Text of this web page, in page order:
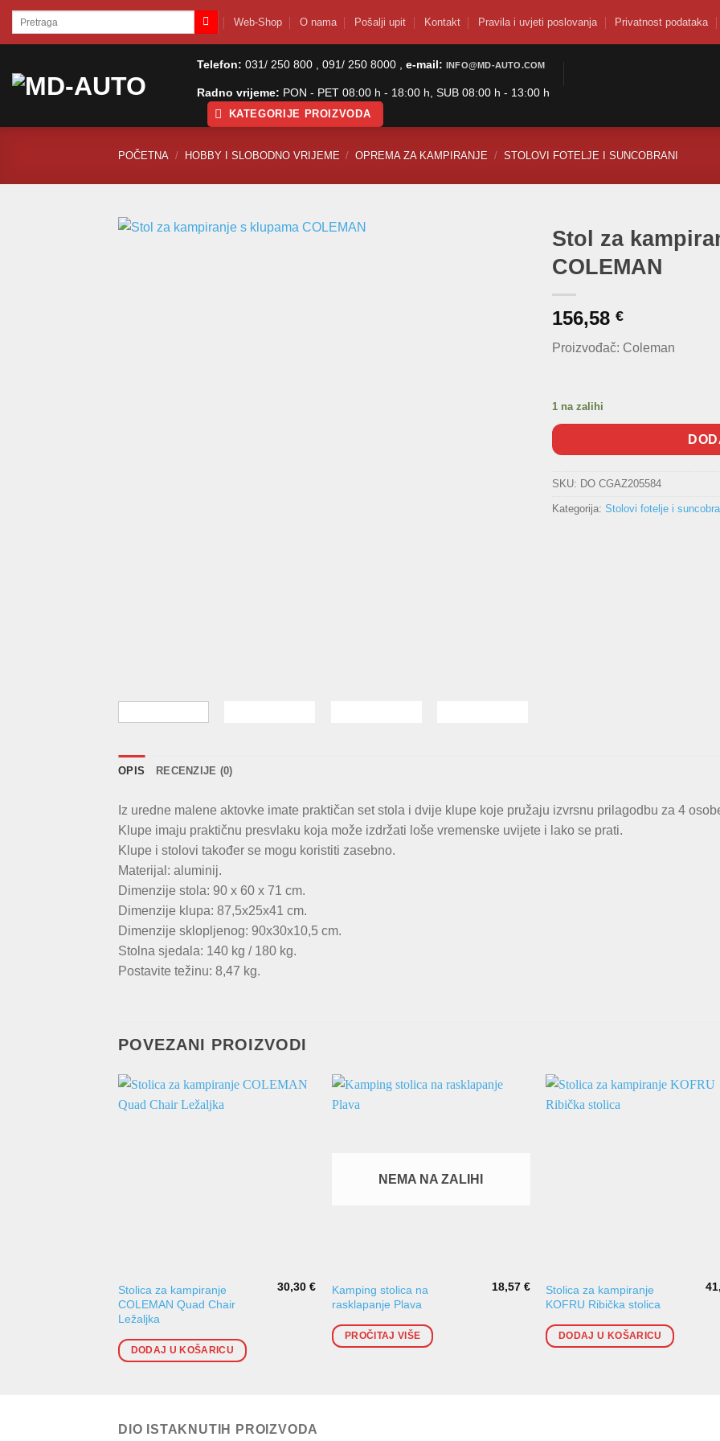
SkipPretraži: Web-Shop O nama Pošalji upit Kontakt Pravila i uvjeti poslovanja Privatnost podataka
Telefon: 031/ 250 800 , 091/ 250 8000 , e-mail: INFO@MD-AUTO.COM
Radno vrijeme: PON - PET 08:00 h - 18:00 h, SUB 08:00 h - 13:00 h
KATEGORIJE PROIZVODA
POČETNA / HOBBY I SLOBODNO VRIJEME / OPREMA ZA KAMPIRANJE / STOLOVI FOTELJE I SUNCOBRANI
Stol za
COLEMAN
156,58 €
Proizvođač: Coleman
1 na zalihi
SKU: DO CGAZ205584
Kategorija: Stolovi fotelje i
OPIS RECENZIJE (0)
Iz uredne malene aktovke imate praktičan set stola i dvije klupe koje pružaju izvrsnu prilagodbu za 4
Klupe imaju praktičnu presvlaku koja može izdržati loše vremenske uvijete i lako se prati.
Klupe i stolovi također se mogu koristiti zasebno.
Materijal: aluminij.
Dimenzije stola: 90 x 60 x 71 cm.
Dimenzije klupa: 87,5x25x41 cm.
Dimenzije sklopljenog: 90x30x10,5 cm.
Stolna sjedala: 140 kg / 180 kg.
Postavite težinu: 8,47 kg.
POVEZANI PROIZVODI
Stolica za kampiranje
COLEMAN Quad Chair
Ležaljka
30,30€
DODAJ U KOŠARICU
NEMA NA ZALIHI
Kamping stolica na
rasklapanje Plava
18,57 €
PROČITAJ VIŠE
Stolica za kampiranje
KOFRU Ribička stolica
DODAJ U KOŠARICU
DIO ISTAKNUTIH PROIZVODA